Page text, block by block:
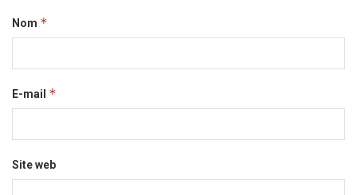
Nom *
E-mail *
Site web